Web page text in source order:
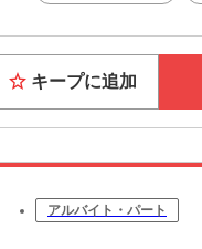
キープに追加
アルバイト・パート